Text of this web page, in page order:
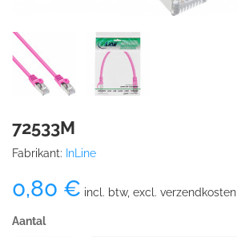
72533M
Fabrikant: InLine
0,80 € incl. btw, excl. verzendkosten
Aantal